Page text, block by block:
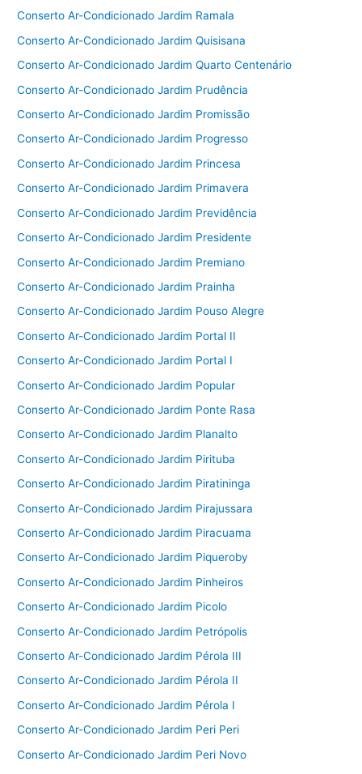
Conserto Ar-Condicionado Jardim Ramala
Conserto Ar-Condicionado Jardim Quisisana
Conserto Ar-Condicionado Jardim Quarto Centenário
Conserto Ar-Condicionado Jardim Prudência
Conserto Ar-Condicionado Jardim Promissão
Conserto Ar-Condicionado Jardim Progresso
Conserto Ar-Condicionado Jardim Princesa
Conserto Ar-Condicionado Jardim Primavera
Conserto Ar-Condicionado Jardim Previdência
Conserto Ar-Condicionado Jardim Presidente
Conserto Ar-Condicionado Jardim Premiano
Conserto Ar-Condicionado Jardim Prainha
Conserto Ar-Condicionado Jardim Pouso Alegre
Conserto Ar-Condicionado Jardim Portal II
Conserto Ar-Condicionado Jardim Portal I
Conserto Ar-Condicionado Jardim Popular
Conserto Ar-Condicionado Jardim Ponte Rasa
Conserto Ar-Condicionado Jardim Planalto
Conserto Ar-Condicionado Jardim Pirituba
Conserto Ar-Condicionado Jardim Piratininga
Conserto Ar-Condicionado Jardim Pirajussara
Conserto Ar-Condicionado Jardim Piracuama
Conserto Ar-Condicionado Jardim Piqueroby
Conserto Ar-Condicionado Jardim Pinheiros
Conserto Ar-Condicionado Jardim Picolo
Conserto Ar-Condicionado Jardim Petrópolis
Conserto Ar-Condicionado Jardim Pérola III
Conserto Ar-Condicionado Jardim Pérola II
Conserto Ar-Condicionado Jardim Pérola I
Conserto Ar-Condicionado Jardim Peri Peri
Conserto Ar-Condicionado Jardim Peri Novo